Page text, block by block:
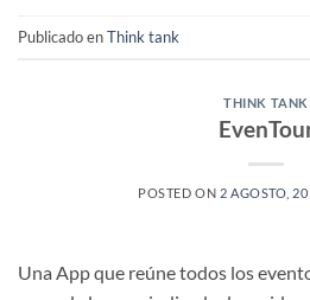
Publicado enThink tank
THINK TANK
POSTED ON 2 AGOSTO,
Una App que reúne todos los